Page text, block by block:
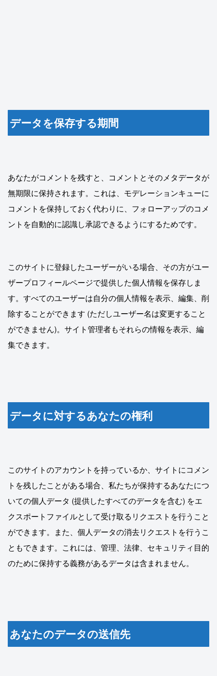
データを保存する期間
あなたがコメントを残すと、コメントとそのメタデータが
無期限に保持されます。これは、モデレーションキューに
コメントを保持しておく代わりに、フォローアップのコメ
ントを自動的に認識し承認できるようにするためです。
このサイトに登録したユーザーがいる場合、その方がユー
ザープロフィールページで提供した個人情報を保存しま
す。すべてのユーザーは自分の個人情報を表示、編集、削
除することができます (ただしユーザー名は変更すること
ができません)。サイト管理者もそれらの情報を表示、編
集できます。
データに対するあなたの権利
このサイトのアカウントを持っているか、サイトにコメン
トを残したことがある場合、私たちが保持するあなたにつ
いての個人データ (提供したすべてのデータを含む) をエ
クスポートファイルとして受け取るリクエストを行うこと
ができます。また、個人データの消去リクエストを行うこ
ともできます。これには、管理、法律、セキュリティ目的
のために保持する義務があるデータは含まれません。
あなたのデータの送信先